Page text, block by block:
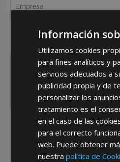
¿De dónde es
He leído y acepto la
Información
Utilizamos cookies
para fines analíticos y
servicios adecuados a
publicidad propia y de
personalizar los
tratamiento es el
en el caso de las
para el correcto
web. Puede obtener
nuestrapolítica de